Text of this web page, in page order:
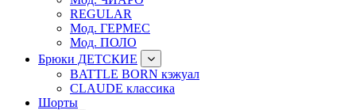
REGULAR
Мод. ГЕРМЕС
Мод. ПОЛО
Брюки ДЕТСКИЕ
BATTLE BORN кэжуал
CLAUDE классика
Шорты